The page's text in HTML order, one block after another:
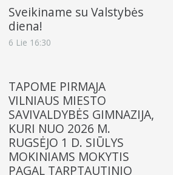
Sveikiname su Valstybės
diena!
6 Lie 16:30
TAPOME PIRMĄJA
VILNIAUS MIESTO
SAVIVALDYBĖS GIMNAZIJA,
KURI NUO 2026 M.
RUGSĖJO 1 D. SIŪLYS
MOKINIAMS MOKYTIS
PAGAL TARPTAUTINIO